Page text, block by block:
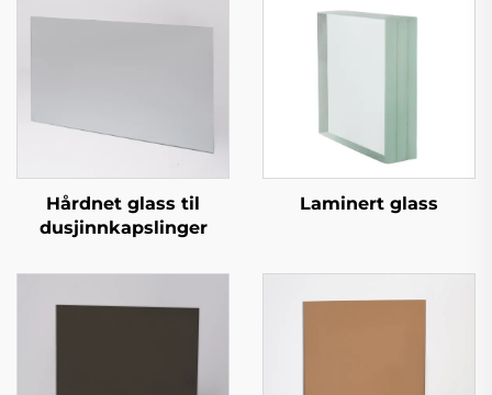
Hårdnet glass til
dusjinnkapslinger
Laminert glass